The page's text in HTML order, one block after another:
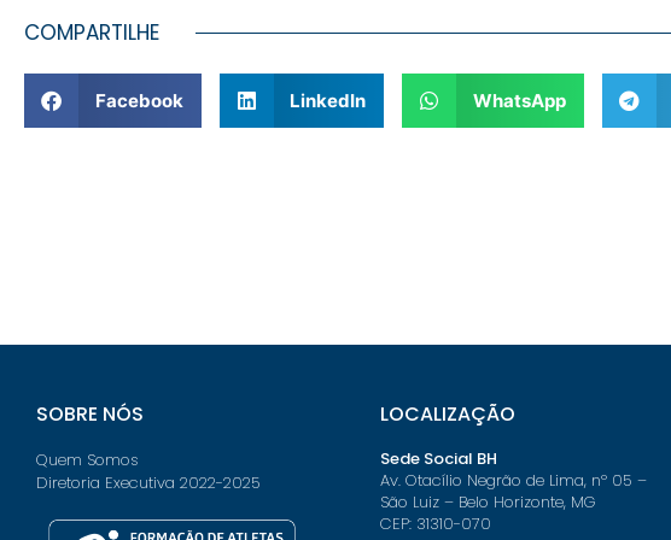
COMPARTILHE
Facebook LinkedIn WhatsApp
SOBRE NÓS
Quem Somos
Diretoria Executiva 2022-2025
LOCALIZAÇÃO
Sede Social BH
Av. Otacílio Negrão de Lima, nº 05 –
São Luiz – Belo Horizonte, MG
CEP: 31310-070